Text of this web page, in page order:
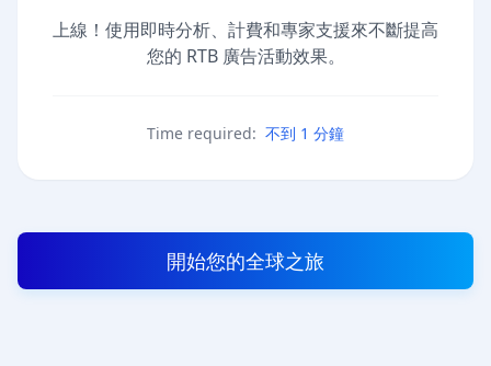
上線！使用即時分析、計費和專家支援來不斷提高
您的 RTB 廣告活動效果。
Time required: 不到 1 分鐘
開始您的全球之旅